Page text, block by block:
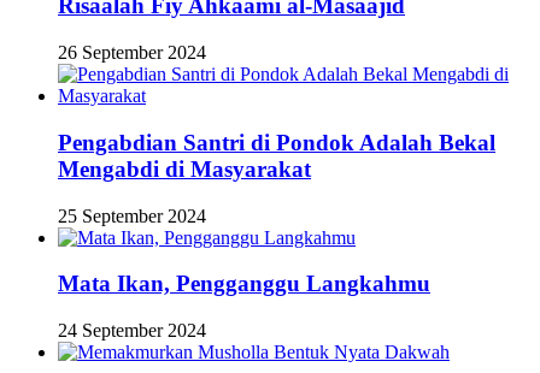
Risaalah Fiy Ahkaami al-Masaajid
26 September 2024
Pengabdian Santri di Pondok Adalah Bekal
Mengabdi di Masyarakat
25 September 2024
Mata Ikan, Pengganggu Langkahmu
24 September 2024